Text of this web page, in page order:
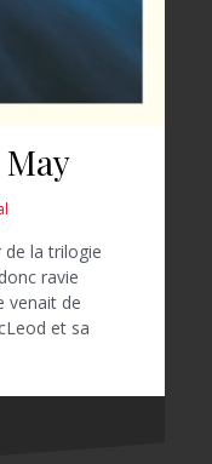
de la trilogie
ravie
venait de
et sa